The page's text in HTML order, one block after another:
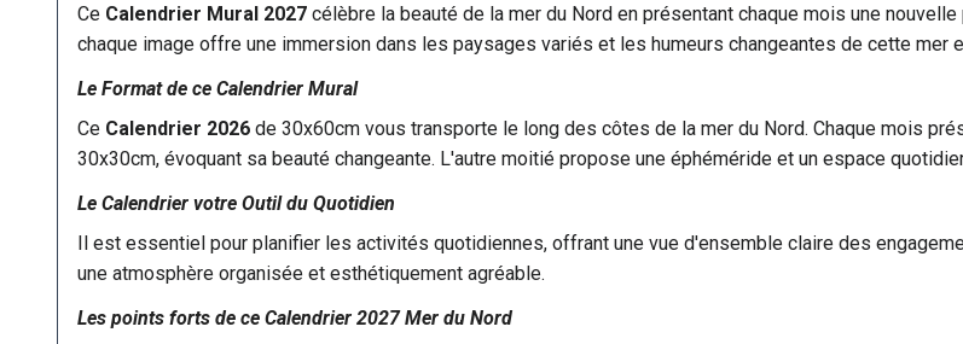
Ce Calendrier Mural 2027 célèbre la beauté de la mer du Nord en présentant chaque mois une
chaque image offre une immersion dans les paysages variés et les humeurs changeantes de cette mer
Le Format de ce Calendrier Mural
Ce Calendrier 2026 de 30x60cm vous transporte le long des côtes de la mer du Nord. Chaque mois
30x30cm, évoquant sa beauté changeante. L'autre moitié propose une éphéméride et un espace
Le Calendrier votre Outil du Quotidien
Il est essentiel pour planifier les activités quotidiennes, offrant une vue d'ensemble claire des
une atmosphère organisée et esthétiquement agréable.
Les points forts de ce Calendrier 2027Mer du Nord